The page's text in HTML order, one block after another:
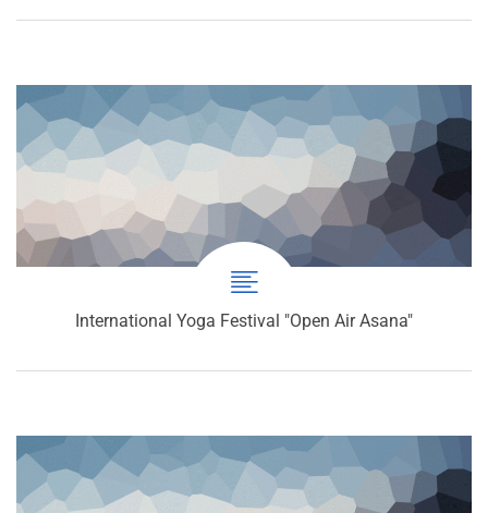
International Yoga Festival "Open Air Asana"